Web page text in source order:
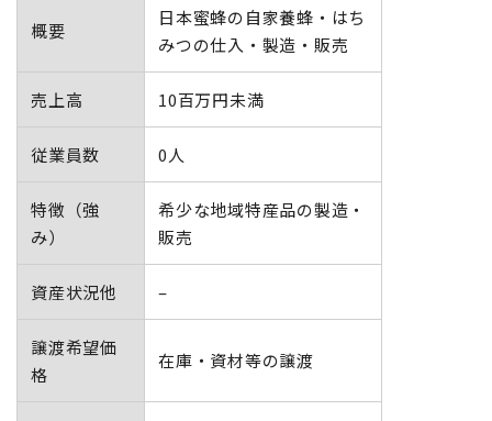
地域おこし協力隊
概要
日本蜜蜂の自家養蜂・はち
みつの仕入・製造・販売
売上高 10百万円未満
従業員数 0人
特徴（強
み）
希少な地域特産品の製造・
販売
資産状況他 –
譲渡希望価
格
在庫・資材等の譲渡